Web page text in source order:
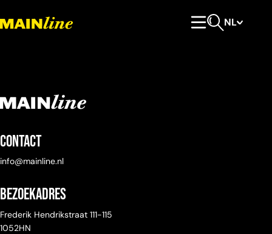
NL
Contact
info@mainline.nl
Bezoekadres
Frederik Hendrikstraat 111-115
1052HN